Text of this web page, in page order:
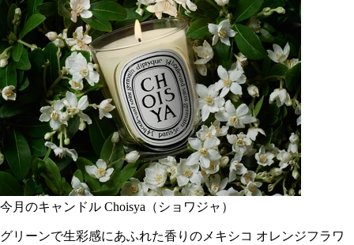
今月のキャンドル Choisya（ショワジャ）
グリーンで生彩感にあふれた香りのメキシコ オレンジフラワ